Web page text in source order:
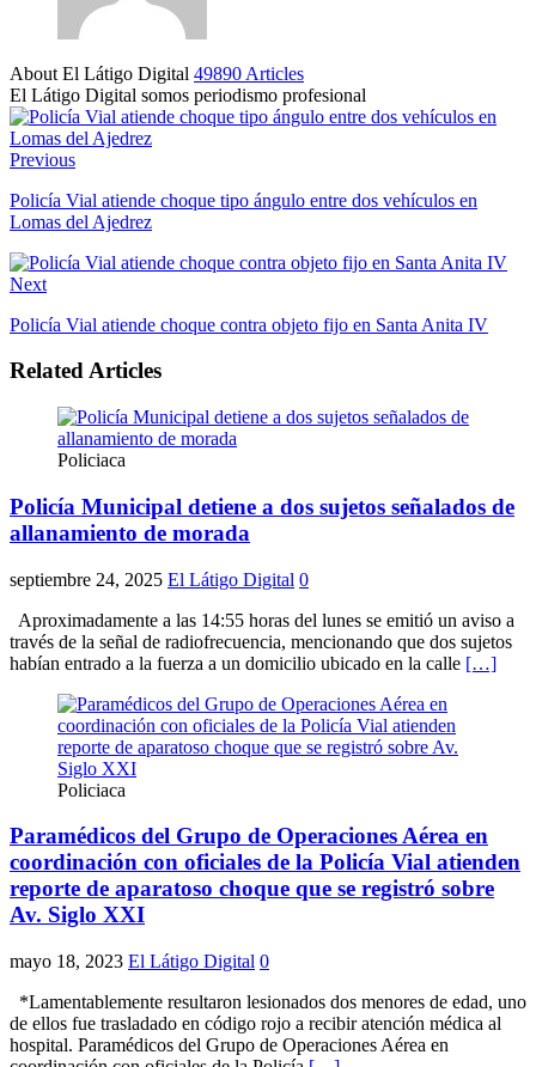
About El Látigo Digital 49890 Articles
El Látigo Digital somos periodismo profesional
Website
Facebook
Previous
Policía Vial atiende choque tipo ángulo entre dos vehículos en
Lomas del Ajedrez
Next
Policía Vial atiende choque contra objeto fijo en Santa Anita IV
Related Articles
Policiaca
Policía Municipal detiene a dos sujetos señalados de
allanamiento de morada
septiembre 24, 2025 El Látigo Digital 0
Aproximadamente a las 14:55 horas del lunes se emitió un aviso a
través de la señal de radiofrecuencia, mencionando que dos sujetos
habían entrado a la fuerza a un domicilio ubicado en la calle […]
Policiaca
Paramédicos del Grupo de Operaciones Aérea en
coordinación con oficiales de la Policía Vial atienden
reporte de aparatoso choque que se registró sobre
Av. Siglo XXI
mayo 18, 2023 El Látigo Digital 0
*Lamentablemente resultaron lesionados dos menores de edad, uno
de ellos fue trasladado en código rojo a recibir atención médica al
hospital. Paramédicos del Grupo de Operaciones Aérea en